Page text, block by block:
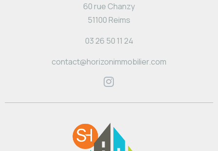
60 rue Chanzy
51100 Reims
03 26 50 11 24
contact@horizonimmobilier.com